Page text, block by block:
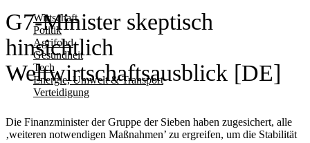
Wirtschaft
Politik
Agrifood
Gesundheit
Tech
Energie, Umwelt & Transport
Verteidigung
G7-Minister skeptisch
hinsichtlich
Weltwirtschaftsausblick [DE]
Die Finanzminister der Gruppe der Sieben haben zugesichert, alle
‚weiteren notwendigen Maßnahmen’ zu ergreifen, um die Stabilität